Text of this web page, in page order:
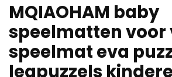
MQIAOHAM baby
speelmatten voor
speelmat eva
legpuzzels